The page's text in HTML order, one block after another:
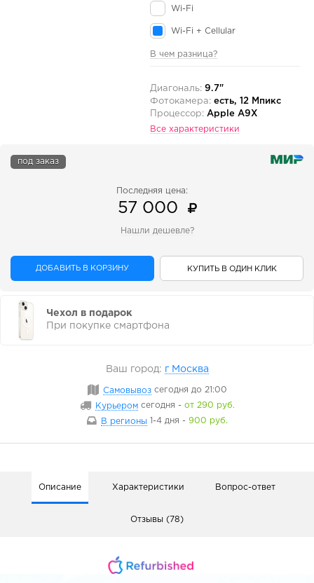
Wi-Fi
Wi-Fi + Cellular
В чем разница?
Диагональ: 9.7"
Фотокамера: есть, 12 Мпикс
Процессор: Apple A9X
Все характеристики
под заказ
Последняя цена:
57 000
Нашли дешевле?
ДОБАВИТЬ В КОРЗИНУ КУПИТЬ В ОДИН КЛИК
Чехол в подарок
При покупке смартфона
Ваш город: г Москва
Самовывоз сегодня до 21:00
Курьером сегодня - от 290 руб.
В регионы
1-4 дня - 900 руб.
Описание Характеристики Вопрос-ответ
Отзывы (78)